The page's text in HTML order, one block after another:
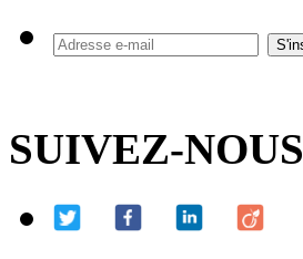
SUIVEZ-NOUS